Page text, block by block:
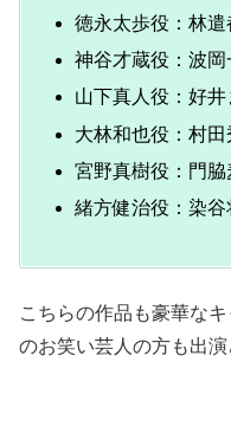
徳永太歩役：林遣
神谷才蔵役：波岡
山下真人役：好井
大林和也役：村田
宮野真樹役：門脇
緒方健治役：染谷
こちらの作品も豪華な
のお笑い芸人の方も出演